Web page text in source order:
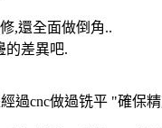
,還全面做倒角..
的差異吧.
過cnc做過铣平 "確保